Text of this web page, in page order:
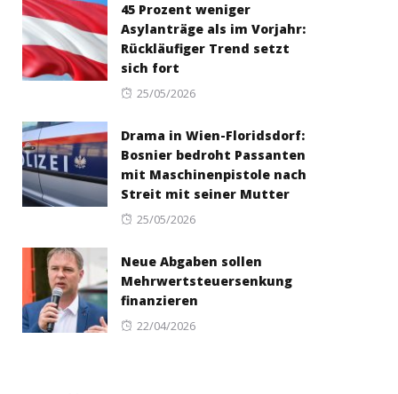
45 Prozent weniger
Asylanträge als im Vorjahr:
Rückläufiger Trend setzt
sich fort
Posted
25/05/2026
Drama in Wien-Floridsdorf:
Bosnier bedroht Passanten
mit Maschinenpistole nach
Streit mit seiner Mutter
Posted
25/05/2026
Neue Abgaben sollen
Mehrwertsteuersenkung
finanzieren
Posted
22/04/2026